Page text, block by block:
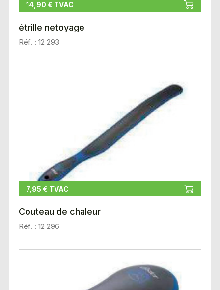
14,90 € TVAC
étrille netoyage
Réf. : 12 293
7,95 € TVAC
Couteau de chaleur
Réf. : 12 296